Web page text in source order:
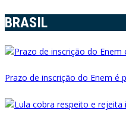
BRASIL
Prazo de inscrição do Enem é